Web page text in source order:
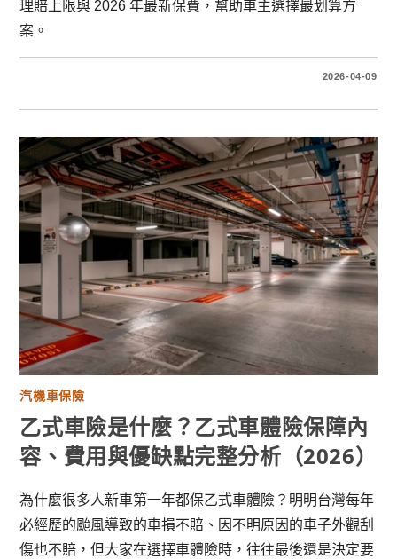
理賠上限與 2026 年最新保費，幫助車主選擇最划算方
案。
2026-04-09
汽機車保險
乙式車險是什麼？乙式車體險保障內
容、費用與優缺點完整分析（2026）
為什麼很多人新車第一年都保乙式車體險？明明台灣每年
必經歷的颱風導致的車損不賠、因不明原因的車子外觀刮
傷也不賠，但大家在選擇車體險時，往往最後還是決定要